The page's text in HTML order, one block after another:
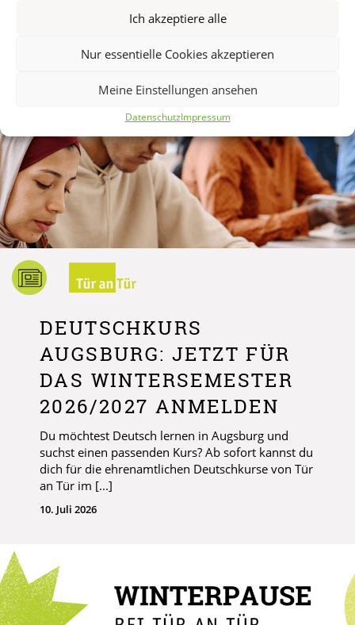
Ich akzeptiere alle
Nur essentielle Cookies akzeptieren
Meine Einstellungen ansehen
DatenschutzImpressum
bleibt erreichbar. Hier [...]
DEUTSCHKURS
AUGSBURG: JETZT FÜR
DAS WINTERSEMESTER
2026/2027 ANMELDEN
Du möchtest Deutsch lernen in Augsburg und
suchst einen passenden Kurs? Ab sofort kannst du
dich für die ehrenamtlichen Deutschkurse von Tür
an Tür im [...]
10. Juli 2026